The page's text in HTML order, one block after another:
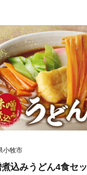
小牧市
込みうどん4食セ